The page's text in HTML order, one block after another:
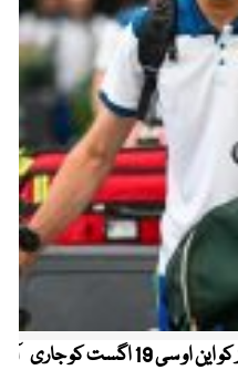
کیریبین پریمیئر لیگ ، قومی کرکٹرز کو این او سی 19 اگست کو جاری